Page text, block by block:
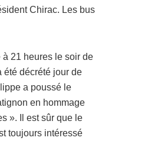
Chirac. Les bus
à 21 heures le soir de
été décrété jour de
a poussé le
en hommage
». Il est sûr que le
toujours intéressé